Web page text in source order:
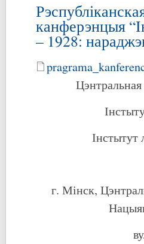
канферэнцыя
– 1928:
Цэнтральная
Інстытут
г. Мінск,